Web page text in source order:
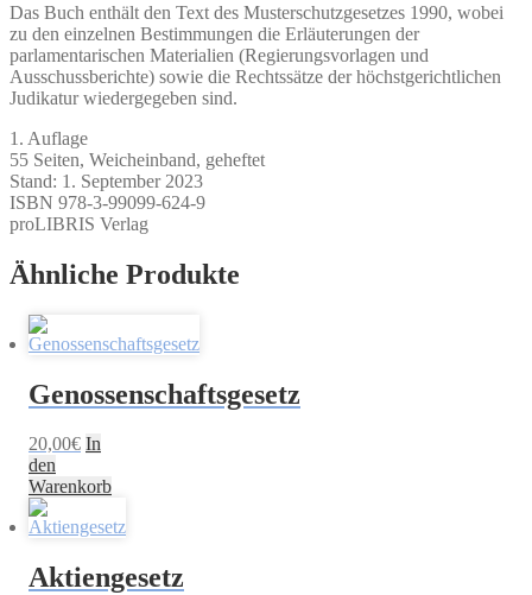
Das Buch enthält den Text des Musterschutzgesetzes 1990, wobei
zu den einzelnen Bestimmungen die Erläuterungen der
parlamentarischen Materialien (Regierungsvorlagen und
Ausschussberichte) sowie die Rechtssätze der höchstgerichtlichen
Judikatur wiedergegeben sind.
1. Auflage
55 Seiten, Weicheinband, geheftet
Stand: 1. September 2023
ISBN 978-3-99099-624-9
proLIBRIS Verlag
Ähnliche Produkte
Genossenschaftsgesetz
20,00€ In
den
Warenkorb
Aktiengesetz